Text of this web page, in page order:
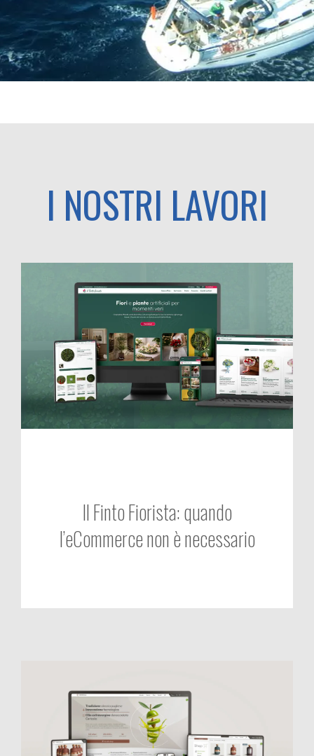
I NOSTRI LAVORI
Il Finto Fiorista: quando
l’eCommerce non è necessario